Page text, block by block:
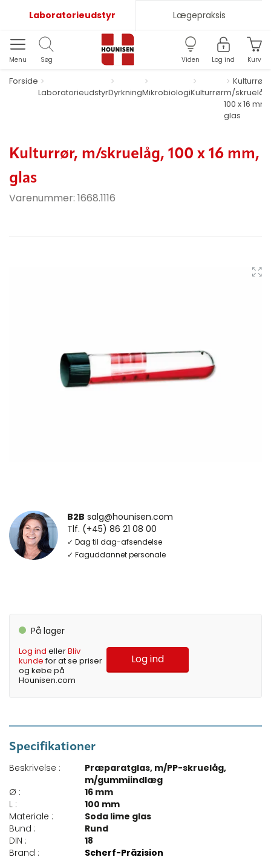
Laboratorieudstyr Lægepraksis
Menu Søg Viden Log ind Kurv
Forside
LaboratorieudstyrDyrkningMikrobiologiKulturrør
Kulturrør,
m/skruelåg,
100 x 16 mm,
glas
Kulturrør, m/skruelåg, 100 x 16 mm,
glas
Varenummer: 1668.1116
B2B salg@hounisen.com
Tlf. (+45) 86 21 08 00
✓ Dag til dag-afsendelse
✓ Faguddannet personale
På lager
Log ind ellerBliv
kundefor at se priser
og købe på
Hounisen.com
Log ind
Specifikationer
Beskrivelse :
Præparatglas, m/PP-skruelåg,
m/gummiindlæg
Ø :
16 mm
L :
100 mm
Materiale :
Soda lime glas
Bund :
Rund
DIN :
18
Brand :
Scherf-Präzision